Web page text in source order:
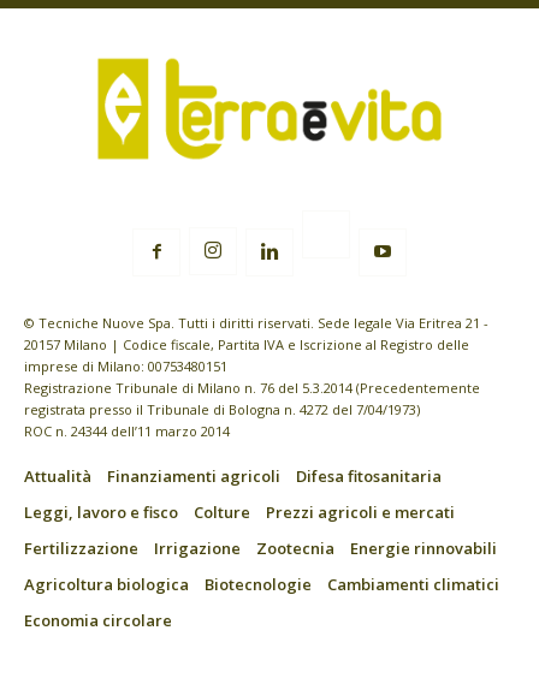
© Tecniche Nuove Spa. Tutti i diritti riservati. Sede legale Via Eritrea 21 -
20157 Milano | Codice fiscale, Partita IVA e Iscrizione al Registro delle
imprese di Milano: 00753480151
Registrazione Tribunale di Milano n. 76 del 5.3.2014 (Precedentemente
registrata presso il Tribunale di Bologna n. 4272 del 7/04/1973)
ROC n. 24344 dell’11 marzo 2014
Attualità Finanziamenti agricoli
Difesa fitosanitaria
Leggi, lavoro e fisco
Colture
Prezzi agricoli e mercati
Fertilizzazione
Irrigazione Zootecnia
Energie rinnovabili
Agricoltura biologica
Biotecnologie
Cambiamenti climatici
Economia circolare